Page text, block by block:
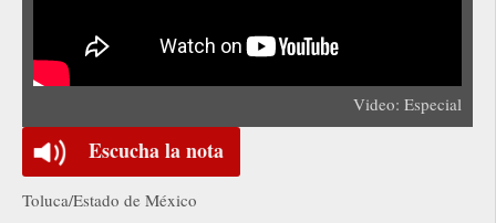
Video: Especial
Escucha la nota
Toluca/Estado de México